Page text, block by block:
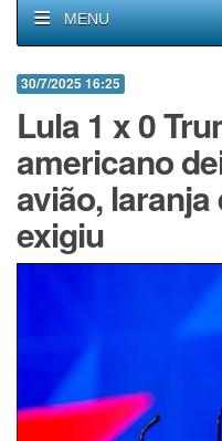
MENU
30/7/2025 16:25
Lula 1 x 0
americano
avião,
exigiu